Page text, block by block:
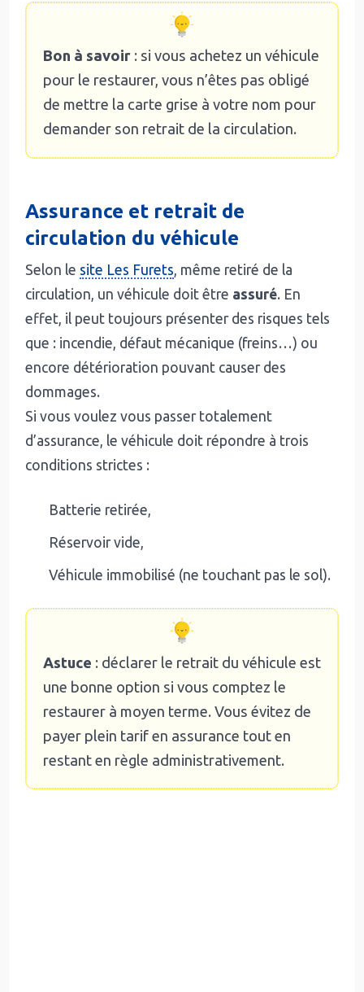
Bon à savoir: si vous achetez un véhicule
pour le restaurer, vous n’êtes pas obligé
de mettre la carte grise à votre nom pour
demander son retrait de la circulation.
Assurance et retrait de
circulation du véhicule
Selon le site Les Furets , même retiré de la
circulation, un véhicule doit être assuré. En
effet, il peut toujours présenter des risques tels
que : incendie, défaut mécanique (freins…) ou
encore détérioration pouvant causer des
dommages.
Si vous voulez vous passer totalement
d’assurance, le véhicule doit répondre à trois
conditions strictes :
Batterie retirée,
Réservoir vide,
Véhicule immobilisé (ne touchant pas le sol).
Astuce : déclarer le retrait du véhicule est
une bonne option si vous comptez le
restaurer à moyen terme. Vous évitez de
payer plein tarif en assurance tout en
restant en règle administrativement.